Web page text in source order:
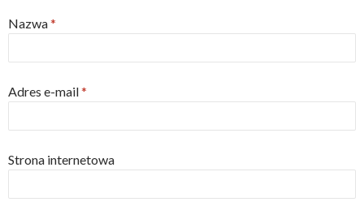
Nazwa*
Adres e-mail*
Strona internetowa